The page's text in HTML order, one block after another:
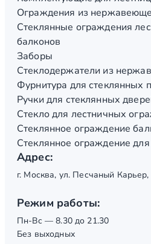
Ограждения из
Стеклянные ограждения
балконов
Заборы
Стеклодержатели из
Фурнитура для стеклянных
Ручки для стеклянных
Стекло для лестничных
Стеклянное ограждение
Стеклянное ограждение
Адрес:
г. Москва, ул. Песчаный Карьер,
Режим работы:
Пн-Вс — 8.30 до 21.30
Без выходных